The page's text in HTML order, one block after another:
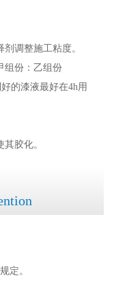
调整施工粘度。
组份：乙组份
的漆液最好在4h用
胶化。
定。